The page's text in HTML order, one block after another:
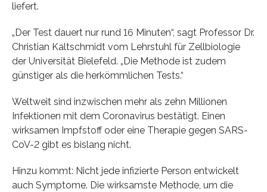
liefert.
„Der Test dauert nur rund 16 Minuten“, sagt Professor Dr.
Christian Kaltschmidt vom Lehrstuhl für Zellbiologie
der Universität Bielefeld. „Die Methode ist zudem
günstiger als die herkömmlichen Tests.“
Weltweit sind inzwischen mehr als zehn Millionen
Infektionen mit dem Coronavirus bestätigt. Einen
wirksamen Impfstoff oder eine Therapie gegen SARS-
CoV-2 gibt es bislang nicht.
Hinzu kommt: Nicht jede infizierte Person entwickelt
auch Symptome. Die wirksamste Methode, um die